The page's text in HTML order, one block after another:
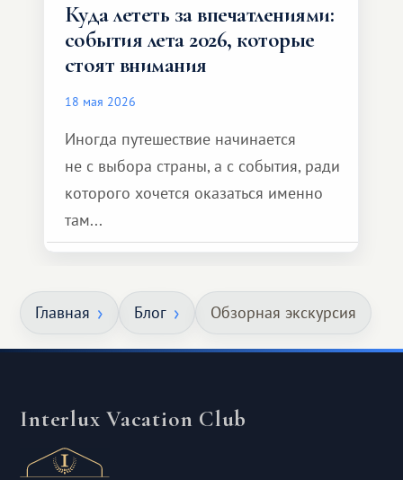
Куда лететь за впечатлениями:
события лета 2026, которые
стоят внимания
18 мая 2026
Иногда путешествие начинается
не с выбора страны, а с события, ради
которого хочется оказаться именно
там...
Главная Блог Обзорная экскурсия
Interlux Vacation Club